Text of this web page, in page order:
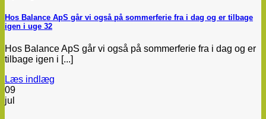
Hos Balance ApS går vi også på sommerferie fra i dag og er tilbage
igen i uge 32
Hos Balance ApS går vi også på sommerferie fra i dag og er
tilbage igen i [...]
Læs indlæg
09
jul